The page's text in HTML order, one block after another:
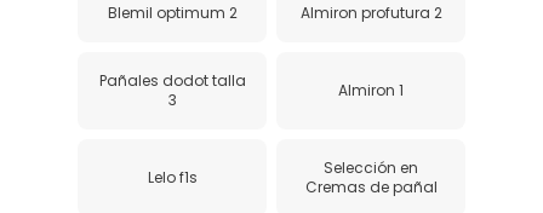
Blemil optimum 2 Almiron profutura 2
Pañales dodot talla
3
Almiron 1
Lelo f1s
Selección en
Cremas de pañal